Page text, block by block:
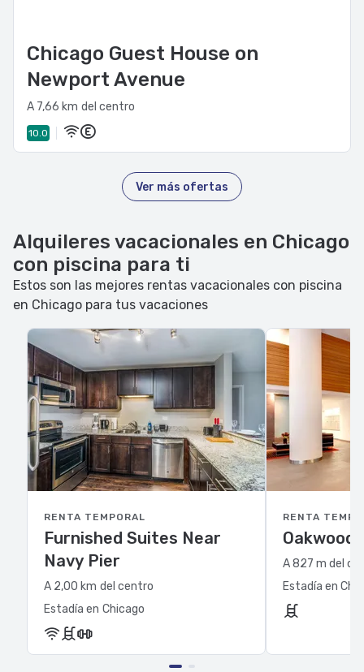
Chicago Guest House on
Newport Avenue
A 7,66 km del centro
10.0
Ver más ofertas
Alquileres vacacionales en Chicago
con piscina para ti
Estos son las mejores rentas vacacionales con piscina
en Chicago para tus vacaciones
RENTA TEMPORAL
Furnished Suites Near
Navy Pier
A 2,00 km del centro
Estadía en Chicago
RENTA
Oakwood
A 827 m del
Estadía en